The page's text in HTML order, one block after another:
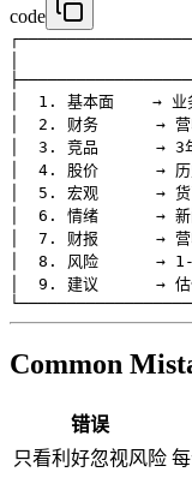
code
│
│  1. 基本面    → 业
│  2. 财务      → 营
│  3. 竞品      → 3
│  4. 股价      → 历
│  5. 宏观      → 货币
│  6. 情绪      → 新
│  7. 财报      → 营收
│  8. 风险      → 1-3
│  9. 建议      → 估
Common
错误
只看利好忽视风险